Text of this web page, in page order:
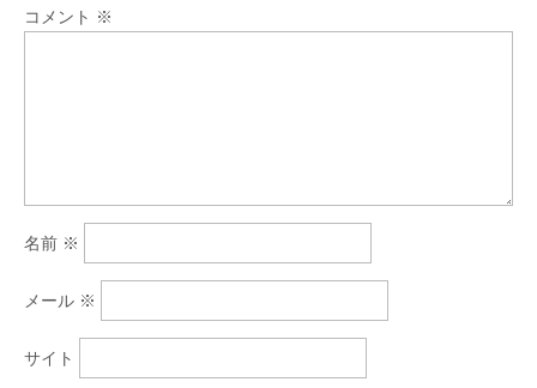
コメント ※
名前 ※
メール ※
サイト